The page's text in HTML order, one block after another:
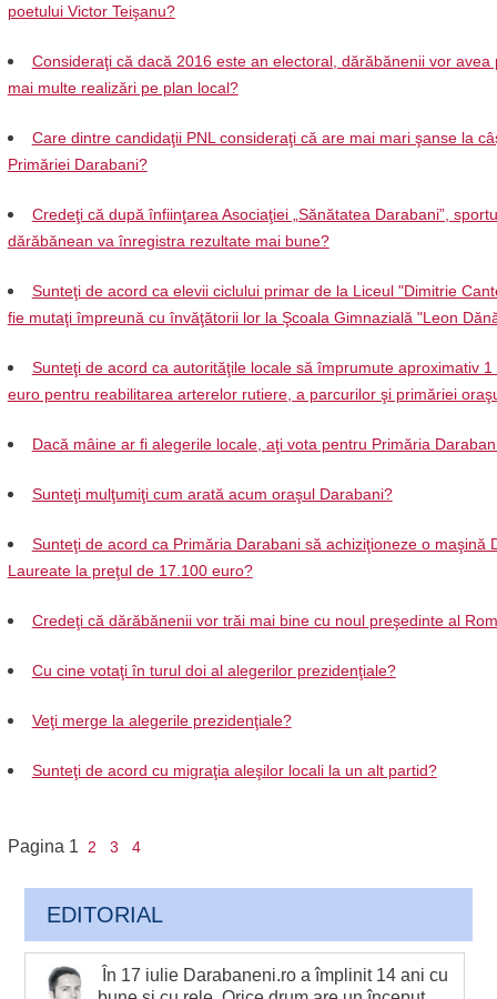
poetului Victor Teişanu?
Consideraţi că dacă 2016 este an electoral, dărăbănenii vor avea
mai multe realizări pe plan local?
Care dintre candidaţii PNL consideraţi că are mai mari şanse la
Primăriei Darabani?
Credeţi că după înfiinţarea Asociaţiei „Sănătatea Darabani”,
dărăbănean va înregistra rezultate mai bune?
Sunteţi de acord ca elevii ciclului primar de la Liceul "Dimitrie
fie mutaţi împreună cu învăţătorii lor la Şcoala Gimnazială "Leon
Sunteţi de acord ca autorităţile locale să împrumute aproximativ 1
euro pentru reabilitarea arterelor rutiere, a parcurilor şi primăriei
Dacă mâine ar fi alegerile locale, aţi vota pentru Primăria
Sunteţi mulţumiţi cum arată acum oraşul Darabani?
Sunteţi de acord ca Primăria Darabani să achiziţioneze o maşină
Laureate la preţul de 17.100 euro?
Credeţi că dărăbănenii vor trăi mai bine cu noul preşedinte al
Cu cine votaţi în turul doi al alegerilor prezidenţiale?
Veţi merge la alegerile prezidenţiale?
Sunteţi de acord cu migraţia aleşilor locali la un alt partid?
Pagina 1 2 3 4
EDITORIAL
În 17 iulie Darabaneni.ro a împlinit 14 ani cu